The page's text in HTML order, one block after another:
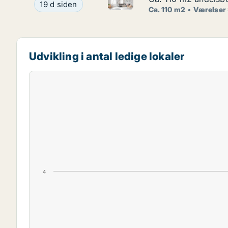
Ca. 110 m2 andelsbolig til salg på 1900
19 d siden
Ca. 110 m2 Værelser
Udvikling i antal ledige lokaler
4